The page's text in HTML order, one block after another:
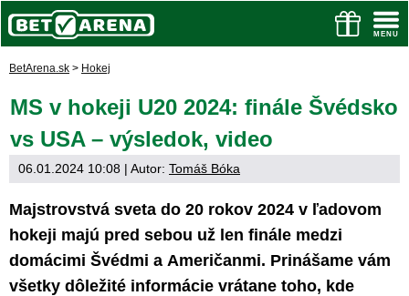
BetArena.sk > Hokej
MS v hokeji U20 2024: finále Švédsko
vs USA – výsledok, video
06.01.2024 10:08 | Autor: Tomáš Bóka
Majstrovstvá sveta do 20 rokov 2024 v ľadovom
hokeji majú pred sebou už len finále medzi
domácimi Švédmi a Američanmi. Prinášame vám
všetky dôležité informácie vrátane toho, kde